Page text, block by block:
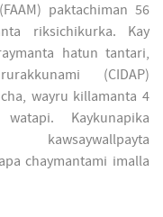
paktachiman 56
riksichikurka. Kay
hatun tantari,
(CIDAP)
wayru killamanta 4
Kaykunapika
kawsaywallpayta
chaymantami imalla